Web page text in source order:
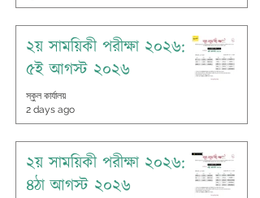
২য় সাময়িকী পরীক্ষা ২০২৬:
৫ই আগস্ট ২০২৬
স্কুল কার্যালয়
2 days ago
২য় সাময়িকী পরীক্ষা ২০২৬:
৪ঠা আগস্ট ২০২৬